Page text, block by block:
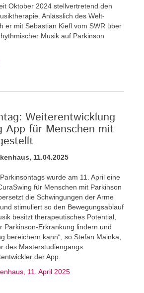
Oktober 2024 stellvertretend den
Anlässlich des Welt-
er mit Sebastian Kiefl vom SWR über
Musik auf Parkinson
Weiterentwicklung
App für Menschen mit
11.04.2025
wurde am 11. April eine
für Menschen mit Parkinson
die Schwingungen der Arme
stimuliert so den Bewegungsablauf
besitzt therapeutisches Potential,
Parkinson-Erkrankung lindern und
bereichern kann“, so Stefan Mainka,
des Masterstudiengangs
der App.
11. April 2025